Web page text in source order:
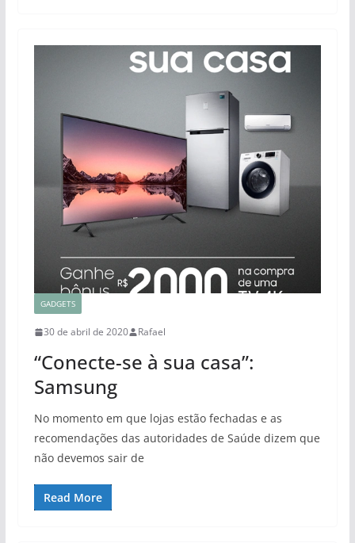
GADGETS
30 de abril de 2020 Rafael
“Conecte-se à sua casa”:
Samsung
No momento em que lojas estão fechadas e as
recomendações das autoridades de Saúde dizem que
não devemos sair de
Read More